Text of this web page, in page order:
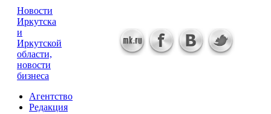
Новости
Иркутска
и
Иркутской
области,
новости
бизнеса
Агентство
Редакция